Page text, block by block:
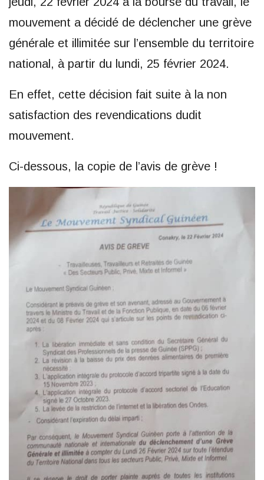
mouvement a décidé de déclencher une grève
générale et illimitée sur l’ensemble du territoire
national, à partir du lundi, 25 février 2024.
En effet, cette décision fait suite à la non
satisfaction des revendications dudit
mouvement.
Ci-dessous, la copie de l’avis de grève !